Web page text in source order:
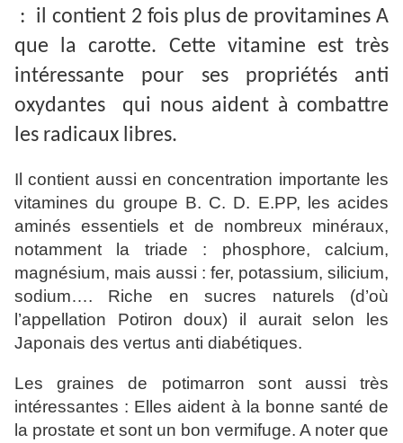
: il contient 2 fois plus de provitamines A
que la carotte. Cette vitamine est très
intéressante pour ses propriétés anti
oxydantes qui nous aident à combattre
les radicaux libres.
Il contient aussi en concentration importante les
vitamines du groupe B. C. D. E.PP, les acides
aminés essentiels et de nombreux minéraux,
notamment la triade : phosphore, calcium,
magnésium, mais aussi : fer, potassium, silicium,
sodium…. Riche en sucres naturels (d’où
l’appellation Potiron doux) il aurait selon les
Japonais des vertus anti diabétiques.
Les graines de potimarron sont aussi très
intéressantes : Elles aident à la bonne santé de
la prostate et sont un bon vermifuge. A noter que